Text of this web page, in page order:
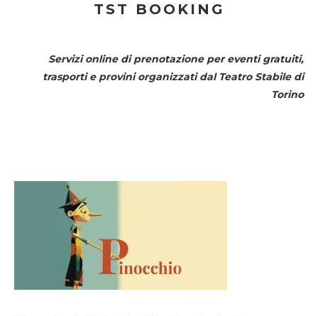
TST BOOKING
Servizi online di prenotazione per eventi gratuiti,
trasporti e provini organizzati dal Teatro Stabile di
Torino